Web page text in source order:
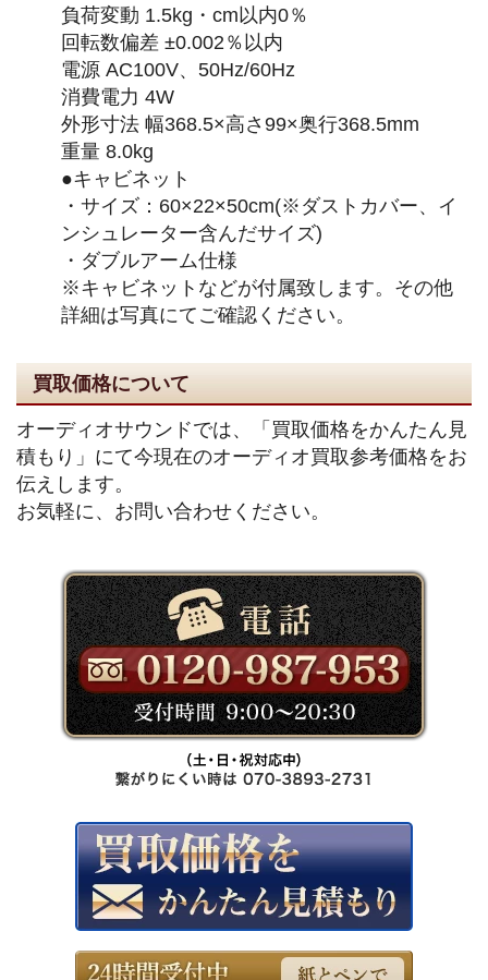
負荷変動 1.5kg・cm以内0％
回転数偏差 ±0.002％以内
電源 AC100V、50Hz/60Hz
消費電力 4W
外形寸法 幅368.5×高さ99×奥行368.5mm
重量 8.0kg
●キャビネット
・サイズ：60×22×50cm(※ダストカバー、イ
ンシュレーター含んだサイズ)
・ダブルアーム仕様
※キャビネットなどが付属致します。その他
詳細は写真にてご確認ください。
買取価格について
オーディオサウンドでは、「買取価格をかんたん見
積もり」にて今現在のオーディオ買取参考価格をお
伝えします。
お気軽に、お問い合わせください。